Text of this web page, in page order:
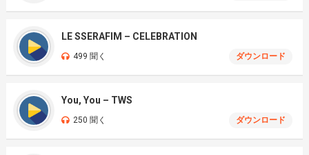
LE SSERAFIM – CELEBRATION
499 聞く ダウンロード
You, You – TWS
250 聞く ダウンロード